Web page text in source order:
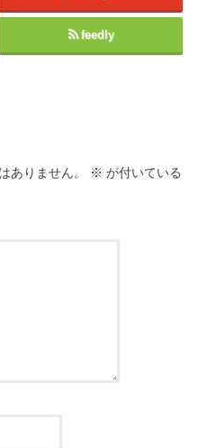
feedly
ありません。 ※ が付いている